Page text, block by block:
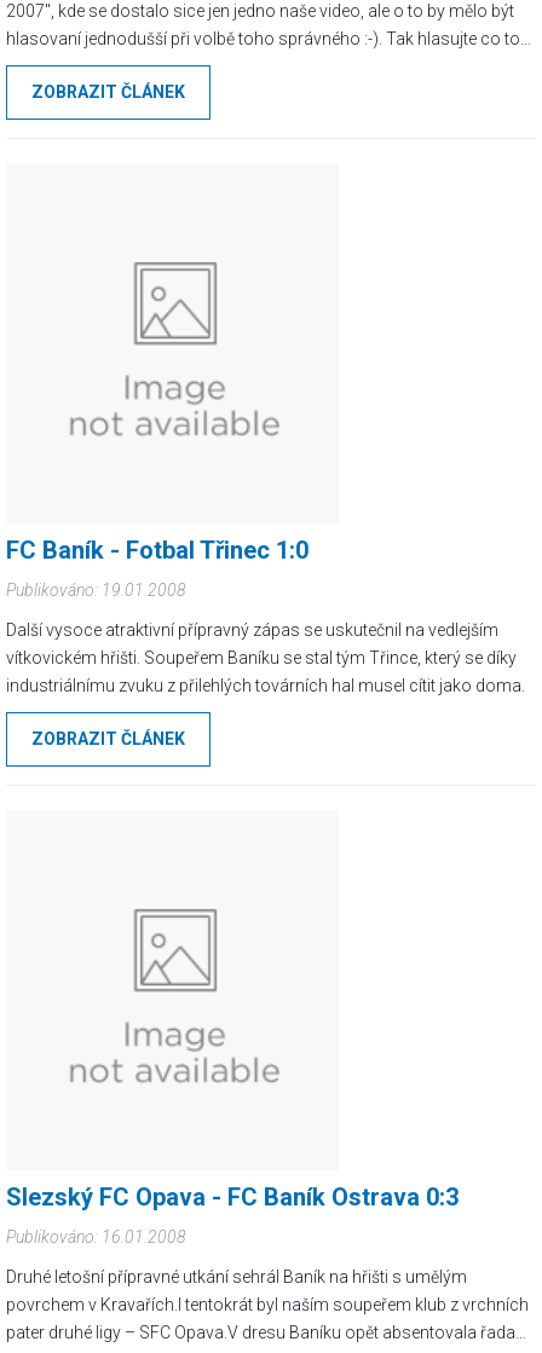
2007", kde se dostalo sice jen jedno naše video, ale o to by mělo být
hlasovaní jednodušší při volbě toho správného :-). Tak hlasujte co to
ZOBRAZIT ČLÁNEK
FC Baník - Fotbal Třinec 1:0
Publikováno: 19.01.2008
Další vysoce atraktivní přípravný zápas se uskutečnil na vedlejším
vítkovickém hřišti. Soupeřem Baníku se stal tým Třince, který se díky
industriálnímu zvuku z přilehlých továrních hal musel cítit jako doma.
ZOBRAZIT ČLÁNEK
Slezský FC Opava - FC Baník Ostrava 0:3
Publikováno: 16.01.2008
Druhé letošní přípravné utkání sehrál Baník na hřišti s umělým
povrchem v Kravařích.I tentokrát byl naším soupeřem klub z vrchních
pater druhé ligy – SFC Opava.V dresu Baníku opět absentovala řada